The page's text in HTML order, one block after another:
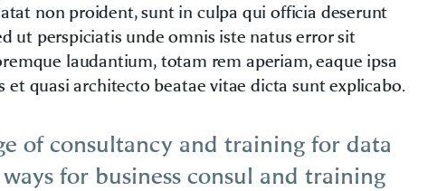
non proident, sunt in culpa qui officia deserunt
ut perspiciatis unde omnis iste natus error sit
laudantium, totam rem aperiam, eaque ipsa
quasi architecto beatae vitae dicta sunt explicabo.
of consultancy and training for data
for business consul and training